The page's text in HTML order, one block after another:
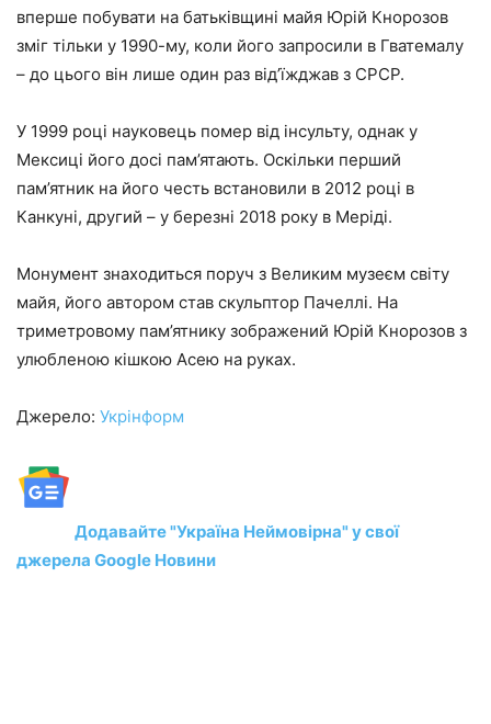
вперше побувати на батьківщині майя Юрій Кнорозов
зміг тільки у 1990-му, коли його запросили в Гватемалу
– до цього він лише один раз від’їжджав з СРСР.
У 1999 році науковець помер від інсульту, однак у
Мексиці його досі пам’ятають. Оскільки перший
пам’ятник на його честь встановили в 2012 році в
Канкуні, другий – у березні 2018 року в Меріді.
Монумент знаходиться поруч з Великим музеєм світу
майя, його автором став скульптор Пачеллі. На
триметровому пам’ятнику зображений Юрій Кнорозов з
улюбленою кішкою Асею на руках.
Джерело: Укрінформ
Додавайте "Україна Неймовірна" у свої
джерела Google Новини